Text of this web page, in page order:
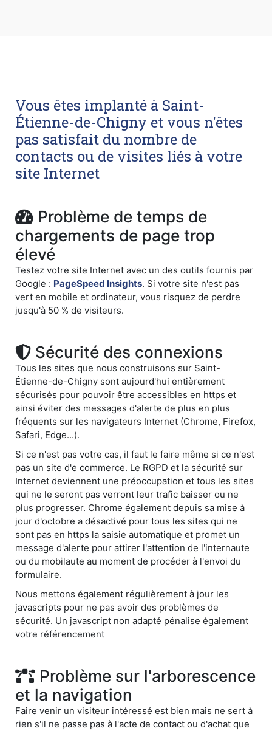
Vous êtes implanté à Saint-
Étienne-de-Chigny et vous n'êtes
pas satisfait du nombre de
contacts ou de visites liés à votre
site Internet
Problème de temps de
chargements de page trop
élevé
Testez votre site Internet avec un des outils fournis par
Google : PageSpeed Insights. Si votre site n'est pas
vert en mobile et ordinateur, vous risquez de perdre
jusqu'à 50 % de visiteurs.
Sécurité des connexions
Tous les sites que nous construisons sur Saint-
Étienne-de-Chigny sont aujourd'hui entièrement
sécurisés pour pouvoir être accessibles en https et
ainsi éviter des messages d'alerte de plus en plus
fréquents sur les navigateurs Internet (Chrome, Firefox,
Safari, Edge...).
Si ce n'est pas votre cas, il faut le faire même si ce n'est
pas un site d'e commerce. Le RGPD et la sécurité sur
Internet deviennent une préoccupation et tous les sites
qui ne le seront pas verront leur trafic baisser ou ne
plus progresser. Chrome également depuis sa mise à
jour d'octobre a désactivé pour tous les sites qui ne
sont pas en https la saisie automatique et promet un
message d'alerte pour attirer l'attention de l'internaute
ou du mobilaute au moment de procéder à l'envoi du
formulaire.
Nous mettons également régulièrement à jour les
javascripts pour ne pas avoir des problèmes de
sécurité. Un javascript non adapté pénalise également
votre référencement
Problème sur l'arborescence
et la navigation
Faire venir un visiteur intéressé est bien mais ne sert à
rien s'il ne passe pas à l'acte de contact ou d'achat que